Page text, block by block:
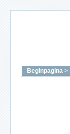
Beginpagina >